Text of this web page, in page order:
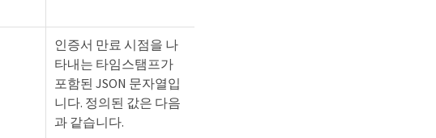
인증서 만료 시점을 나
타내는 타임스탬프가
포함된 JSON 문자열입
니다. 정의된 값은 다음
과 같습니다.